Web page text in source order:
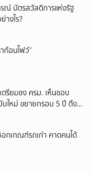
ณ์ บัตรสวัสดิการแห่งรัฐ
างไร?
ก้อนไฟว์”
รียมชง ครม. เห็นชอบ
บใหม่ ขยายกรอบ 5 ปี ดึง
กเกณฑ์รถเก่า คาดคนได้